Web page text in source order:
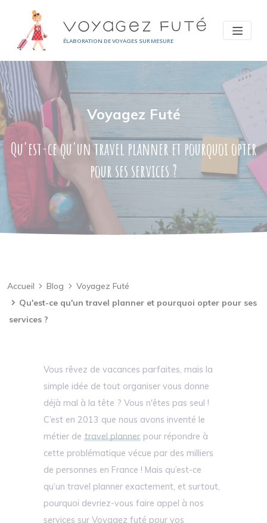
ÉLABORATION DE VOYAGES SUR MESURE
Voyagez Futé
Qu'est-ce qu'un travel planner et pourquoi opter
pour ses services ?
Accueil Blog
Voyagez Futé
Qu'est-ce qu'un travel planner et pourquoi opter pour ses
services ?
Vous rêvez de vacances parfaites, mais la
simple idée de tout organiser vous donne
déjà mal à la tête ? Vous n'êtes pas seul !
C’est en 2013 que nous avons inventé le
métier detravel planner pour répondre à
cette problématique vécue par des milliers
de personnes en France ! Mais qu’est-ce
qu’un travel planner exactement, et surtout,
pourquoi devriez-vous faire appel à nos
services sur Voyagez futé pour vos
Panneau de gestion des cookies